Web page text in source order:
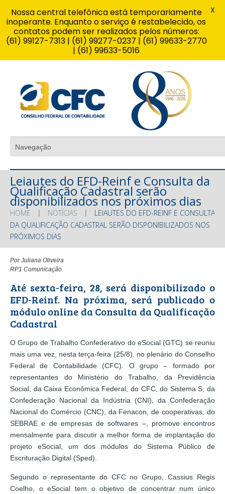
Leiautes do EFD-Reinf e Consulta da
Qualificação Cadastral serão
disponibilizados nos próximos dias
HOME NOTÍCIAS
LEIAUTES DO EFD-REINF E CONSULTA
DA QUALIFICAÇÃO CADASTRAL SERÃO DISPONIBILIZADOS NOS
PRÓXIMOS DIAS
Por Juliana Oliveira
RP1 Comunicação
Até sexta-feira, 28, será disponibilizado o
EFD-Reinf. Na próxima, será publicado o
módulo online da Consulta da Qualificação
Cadastral
O Grupo de Trabalho Confederativo do eSocial (GTC) se reuniu
mais uma vez, nesta terça-feira (25/8), no plenário do Conselho
Federal de Contabilidade (CFC). O grupo – formado por
representantes do Ministério do Trabalho, da Previdência
Social, da Caixa Econômica Federal, do CFC, do Sistema S, da
Confederação Nacional da Indústria (CNI), da Confederação
Nacional do Comércio (CNC), da Fenacon, de cooperativas, do
SEBRAE e de empresas de softwares –, promove encontros
mensalmente para discutir a melhor forma de implantação do
projeto eSocial, um dos módulos do Sistema Público de
Escrituração Digital (Sped).
Segundo o representante do CFC no Grupo, Cassius Regis
Coelho, o eSocial tem o objetivo de concentrar num único
Nossa central telefônica está temporariamente
inoperante. Enquanto o serviço é restabelecido, os
contatos podem ser realizados pelos números:
(61) 99127-7313 | (61) 99277-0237 | (61) 99633-2770
| (61) 99633-5016
X